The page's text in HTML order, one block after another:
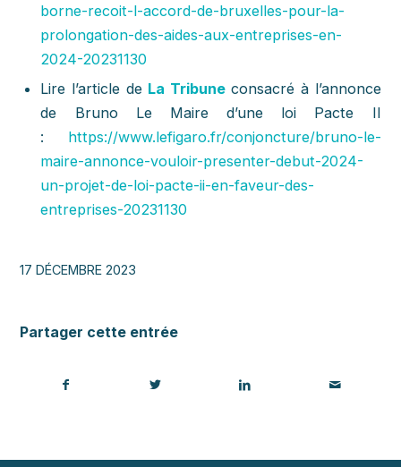
borne-recoit-l-accord-de-bruxelles-pour-la-
prolongation-des-aides-aux-entreprises-en-
2024-20231130
Lire l’article de La Tribuneconsacré à l’annonce
de Bruno Le Maire d’une loi Pacte II
: https://www.lefigaro.fr/conjoncture/bruno-le-
maire-annonce-vouloir-presenter-debut-2024-
un-projet-de-loi-pacte-ii-en-faveur-des-
entreprises-20231130
17 DÉCEMBRE 2023
Partager cette entrée